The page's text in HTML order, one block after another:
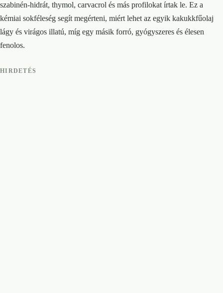
szabinén-hidrát, thymol, carvacrol és más profilokat írtak le. Ez a
kémiai sokféleség segít megérteni, miért lehet az egyik kakukkfűolaj
lágy és virágos illatú, míg egy másik forró, gyógyszeres és élesen
fenolos.
HIRDETÉS